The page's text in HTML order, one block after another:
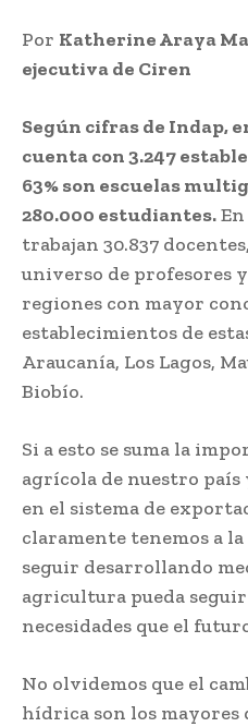
Por Katherine Araya
ejecutiva de Ciren
Según cifras de Indap,
cuenta con 3.247
63% son escuelas
280.000 estudiantes.
trabajan 30.837
universo de profesores
regiones con mayor
establecimientos de
Araucanía, Los Lagos,
Biobío.
Si a esto se suma la
agrícola de nuestro país
en el sistema de
claramente tenemos a
seguir desarrollando
agricultura pueda
necesidades que el
No olvidemos que el
hídrica son los mayores